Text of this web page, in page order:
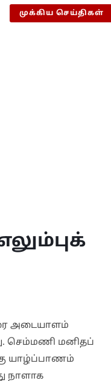
இலங்கை
செய்தி
முக்கிய செய்திகள்
அடையாளம்
செம்மணி மனிதப்
யாழ்ப்பாணம்
நாளாக